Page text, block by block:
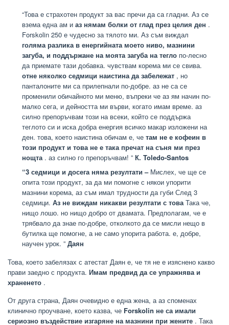
“Това е страхотен продукт за вас пречи да са гладни. Аз се
взема една ам и аз нямам болки от глад през целия ден .
Forskolin 250 е чудесно за тялото ми. Аз съм виждал
голяма разлика в енергийната моето ниво, мазнини
загуба, и поддържане на моята загуба на тегло по-лесно
да приемате тази добавка. чувствам корема ми се свива.
отне няколко седмици наистина да забележат , но
панталоните ми са прилепнали по-добре. аз не са се
променили обичайното ми меню, въпреки че аз ям начин по-
малко сега, и дейността ми върви, когато имам време. аз
силно препоръчвам този на всеки, който се поддържа
теглото си и иска добра енергия всичко макар изложени на
ден. това, което наистина обичам е, че там не е кофеин в
този продукт и това не е така пречат на съня ми през
нощта. аз силно го препоръчвам! ” К. Toledo-Santos
“3 седмици и досега няма резултати –Мислех, че ще се
опита този продукт, за да ми помогне с някои упорити
мазнини корема, аз съм имал трудности да губи След 3
седмици. Аз не виждам никакви резултати с товаТака че,
нищо лошо. но нищо добро от двамата. Предполагам, че е
трябвало да знае по-добре, отколкото да се мисли нещо в
бутилка ще помогне, а не само упорита работа. е, добре,
научен урок. ” Даян
Това, което забелязах с атестат Даян е, че тя не е изяснено какво
прави заедно с продукта. Имам предвид да се упражнява и
храненето .
От друга страна, Даян очевидно е една жена, а аз споменах
клинично проучване, което казва, че Forskolin не са имали
сериозно въздействие изгаряне на мазнини при жените . Така